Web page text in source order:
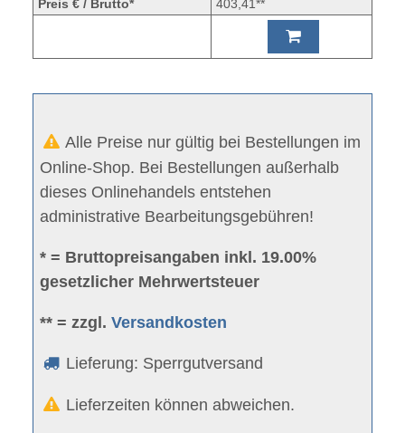
Preis € / Brutto*
403,41**
Alle Preise nur gültig bei Bestellungen im
Online-Shop. Bei Bestellungen außerhalb
dieses Onlinehandels entstehen
administrative Bearbeitungsgebühren!
* = Bruttopreisangaben inkl. 19.00%
gesetzlicher Mehrwertsteuer
** = zzgl.Versandkosten
Lieferung: Sperrgutversand
Lieferzeiten können abweichen.